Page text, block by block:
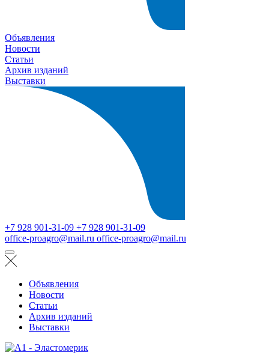
Объявления
Новости
Статьи
Архив изданий
Выставки
+7 928 901-31-09 +7 928 901-31-09
office-proagro@mail.ru office-proagro@mail.ru
Объявления
Новости
Статьи
Архив изданий
Выставки